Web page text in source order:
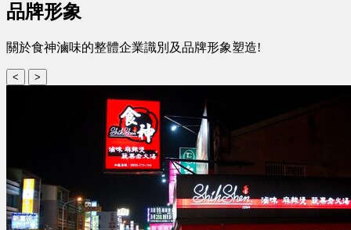
品牌形象
關於食神滷味的整體企業識別及品牌形象塑造!
< >